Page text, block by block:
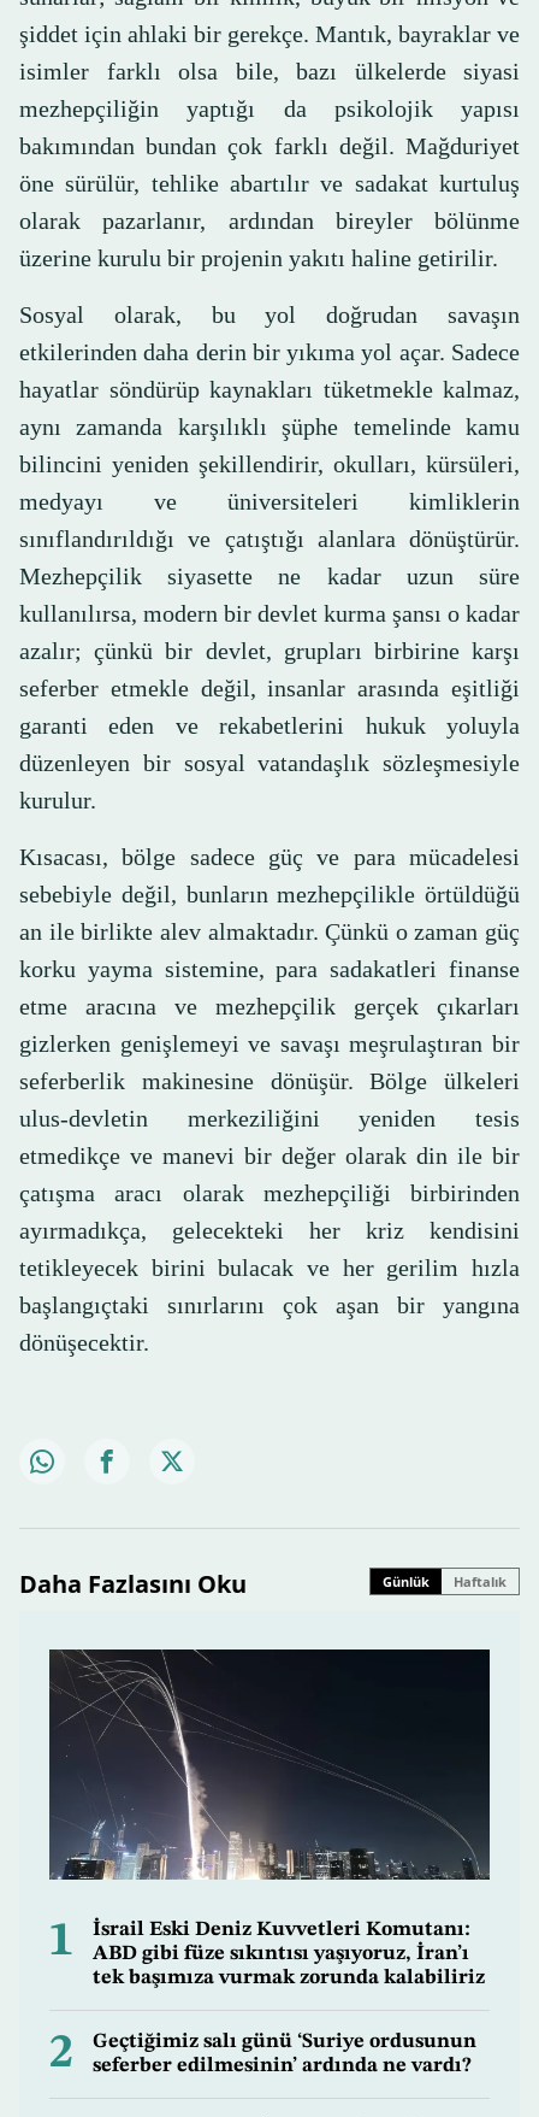
şiddet için ahlaki bir gerekçe. Mantık, bayraklar ve
isimler farklı olsa bile, bazı ülkelerde siyasi
mezhepçiliğin yaptığı da psikolojik yapısı
bakımından bundan çok farklı değil. Mağduriyet
öne sürülür, tehlike abartılır ve sadakat kurtuluş
olarak pazarlanır, ardından bireyler bölünme
üzerine kurulu bir projenin yakıtı haline getirilir.
Sosyal olarak, bu yol doğrudan savaşın
etkilerinden daha derin bir yıkıma yol açar. Sadece
hayatlar söndürüp kaynakları tüketmekle kalmaz,
aynı zamanda karşılıklı şüphe temelinde kamu
bilincini yeniden şekillendirir, okulları, kürsüleri,
medyayı ve üniversiteleri kimliklerin
sınıflandırıldığı ve çatıştığı alanlara dönüştürür.
Mezhepçilik siyasette ne kadar uzun süre
kullanılırsa, modern bir devlet kurma şansı o kadar
azalır; çünkü bir devlet, grupları birbirine karşı
seferber etmekle değil, insanlar arasında eşitliği
garanti eden ve rekabetlerini hukuk yoluyla
düzenleyen bir sosyal vatandaşlık sözleşmesiyle
kurulur.
Kısacası, bölge sadece güç ve para mücadelesi
sebebiyle değil, bunların mezhepçilikle örtüldüğü
an ile birlikte alev almaktadır. Çünkü o zaman güç
korku yayma sistemine, para sadakatleri finanse
etme aracına ve mezhepçilik gerçek çıkarları
gizlerken genişlemeyi ve savaşı meşrulaştıran bir
seferberlik makinesine dönüşür. Bölge ülkeleri
ulus-devletin merkeziliğini yeniden tesis
etmedikçe ve manevi bir değer olarak din ile bir
çatışma aracı olarak mezhepçiliği birbirinden
ayırmadıkça, gelecekteki her kriz kendisini
tetikleyecek birini bulacak ve her gerilim hızla
başlangıçtaki sınırlarını çok aşan bir yangına
dönüşecektir.
Daha Fazlasını Oku Günlük Haftalık
1
İsrail Eski Deniz Kuvvetleri Komutanı:
ABD gibi füze sıkıntısı yaşıyoruz, İran’ı
tek başımıza vurmak zorunda kalabiliriz
2
Geçtiğimiz salı günü ‘Suriye ordusunun
seferber edilmesinin’ ardında ne vardı?